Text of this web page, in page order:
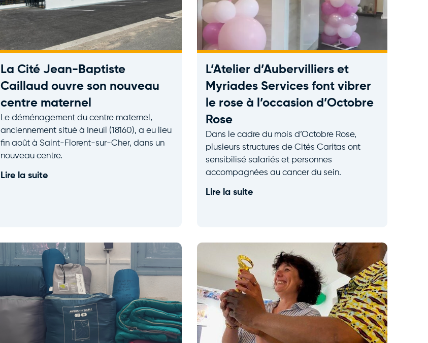
La Cité Jean-Baptiste
Caillaud ouvre son nouveau
centre maternel
Le déménagement du centre maternel,
anciennement situé à Ineuil (18160), a eu lieu
fin août à Saint-Florent-sur-Cher, dans un
nouveau centre.
Lire la suite
L’Atelier d’Aubervilliers et
Myriades Services font vibrer
le rose à l’occasion d’Octobre
Rose
Dans le cadre du mois d’Octobre Rose,
plusieurs structures de Cités Caritas ont
sensibilisé salariés et personnes
accompagnées au cancer du sein.
Lire la suite